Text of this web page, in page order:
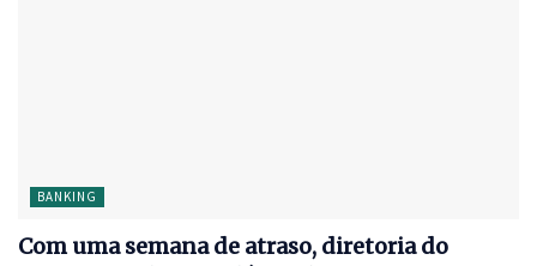
BANKING
Com uma semana de atraso, diretoria do